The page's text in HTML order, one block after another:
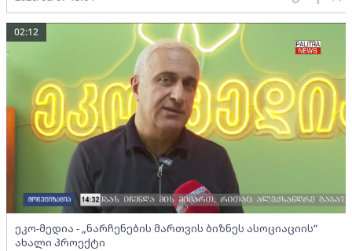
ეკო-მედია - „ნარჩენების მართვის ბიზნეს ასოციაციის”
ახალი პროექტი
02:12